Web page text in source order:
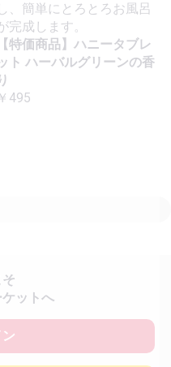
ットへ
し、簡単にとろとろお風呂
完成します。
【特価商品】ハニータブレ
ト ハーバルグリーンの香
り
￥495